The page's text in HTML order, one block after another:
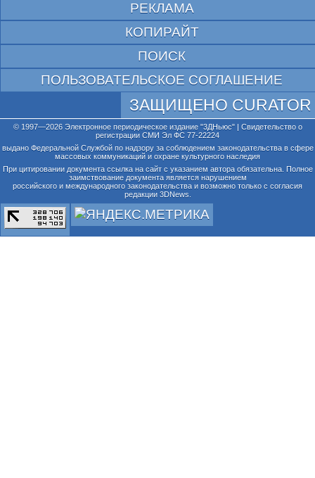
РЕКЛАМА
КОПИРАЙТ
ПОИСК
ПОЛЬЗОВАТЕЛЬСКОЕ СОГЛАШЕНИЕ
ЗАЩИЩЕНО CURATOR
© 1997—2026 Электронное периодическое издание "3ДНьюс" | Свидетельство о
регистрации СМИ Эл ФС 77-22224
выдано Федеральной Службой по надзору за соблюдением законодательства в сфере
массовых коммуникаций и охране культурного наследия
При цитировании документа ссылка на сайт с указанием автора обязательна. Полное
заимствование документа является нарушением
российского и международного законодательства и возможно только с согласия
редакции 3DNews.